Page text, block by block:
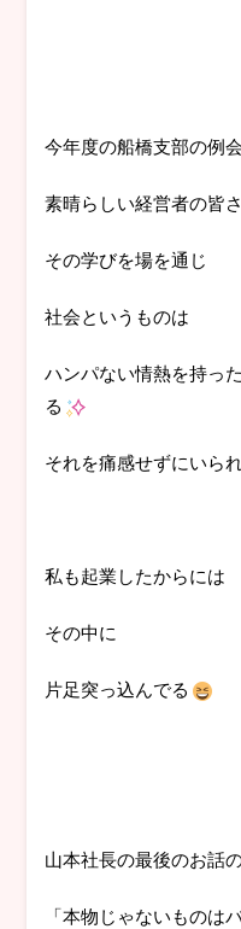
今年度の船橋支部の例
素晴らしい経営者の皆
その学びを場を通じ
社会というものは
ハンパない情熱を持っ
る
それを痛感せずにいられ
私も起業したからには
その中に
片足突っ込んでる
山本社長の最後のお話
「本物じゃないものは